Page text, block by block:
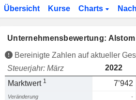
Übersicht Kurse Charts
Unternehmensbewertung: Alstom
Bereinigte Zahlen auf aktueller
Steuerjahr: März
2022
Marktwert 1 7’942
Veränderung -